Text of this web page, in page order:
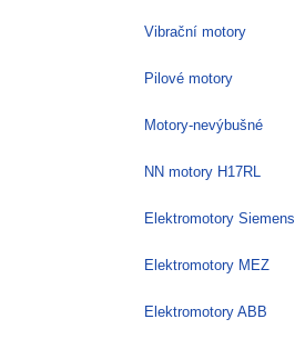
Vibrační motory
Pilové motory
Motory-nevýbušné
NN motory H17RL
Elektromotory Siemens
Elektromotory MEZ
Elektromotory ABB